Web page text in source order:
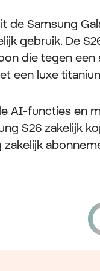
de Samsung
gebruik. De
die tegen een
een luxe
AI-functies en
S26 zakelijk
zakelijk